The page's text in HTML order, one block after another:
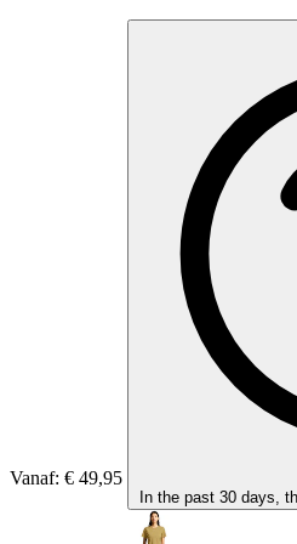
Vanaf: € 49,95
In the past 30 days,